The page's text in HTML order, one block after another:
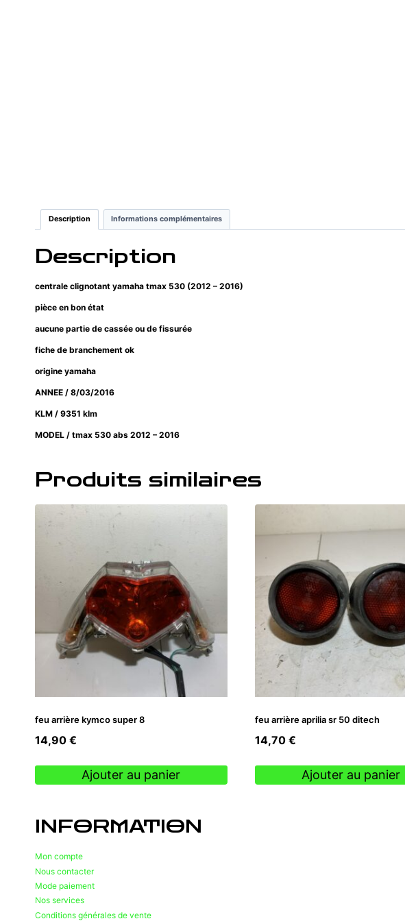
Description Informations complémentaires
Description
centrale clignotant yamaha tmax 530 (2012 – 2016)
pièce en bon état
aucune partie de cassée ou de fissurée
fiche de branchement ok
origine yamaha
ANNEE / 8/03/2016
KLM / 9351 klm
MODEL / tmax 530 abs 2012 – 2016
Produits similaires
feu arrière kymco super 8
14,90 €
Ajouter au panier
feu arrière aprilia sr 50 ditech
14,70 €
Ajouter au panier
INFORMATION
Mon compte
Nous contacter
Mode paiement
Nos services
Conditions générales de vente